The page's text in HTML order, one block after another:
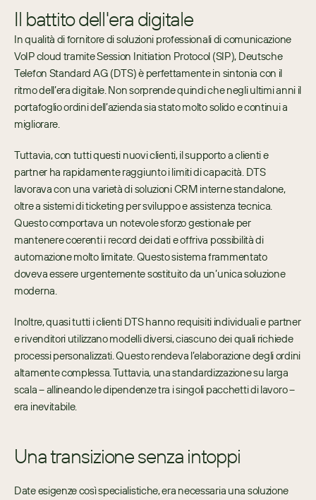
Il battito dell'era digitale
In qualità di fornitore di soluzioni professionali di comunicazione
VoIP cloud tramite Session Initiation Protocol (SIP), Deutsche
Telefon Standard AG (DTS) è perfettamente in sintonia con il
ritmo dell’era digitale. Non sorprende quindi che negli ultimi anni il
portafoglio ordini dell’azienda sia stato molto solido e continui a
migliorare.
Tuttavia, con tutti questi nuovi clienti, il supporto a clienti e
partner ha rapidamente raggiunto i limiti di capacità. DTS
lavorava con una varietà di soluzioni CRM interne standalone,
oltre a sistemi di ticketing per sviluppo e assistenza tecnica.
Questo comportava un notevole sforzo gestionale per
mantenere coerenti i record dei dati e offriva possibilità di
automazione molto limitate. Questo sistema frammentato
doveva essere urgentemente sostituito da un’unica soluzione
moderna.
Inoltre, quasi tutti i clienti DTS hanno requisiti individuali e partner
e rivenditori utilizzano modelli diversi, ciascuno dei quali richiede
processi personalizzati. Questo rendeva l’elaborazione degli ordini
altamente complessa. Tuttavia, una standardizzazione su larga
scala – allineando le dipendenze tra i singoli pacchetti di lavoro –
era inevitabile.
Una transizione senza intoppi
Date esigenze così specialistiche, era necessaria una soluzione